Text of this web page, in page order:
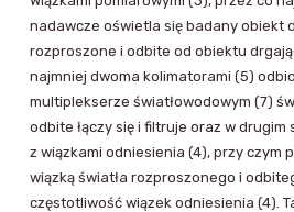
nadawcze oświetla się badany obiekt
rozproszone i odbite od obiektu
najmniej dwoma kolimatorami (5)
multiplekserze światłowodowym (7)
odbite łączy się i filtruje oraz w drugim
z wiązkami odniesienia (4), przy czym
wiązką światła rozproszonego i
częstotliwość wiązek odniesienia (4).